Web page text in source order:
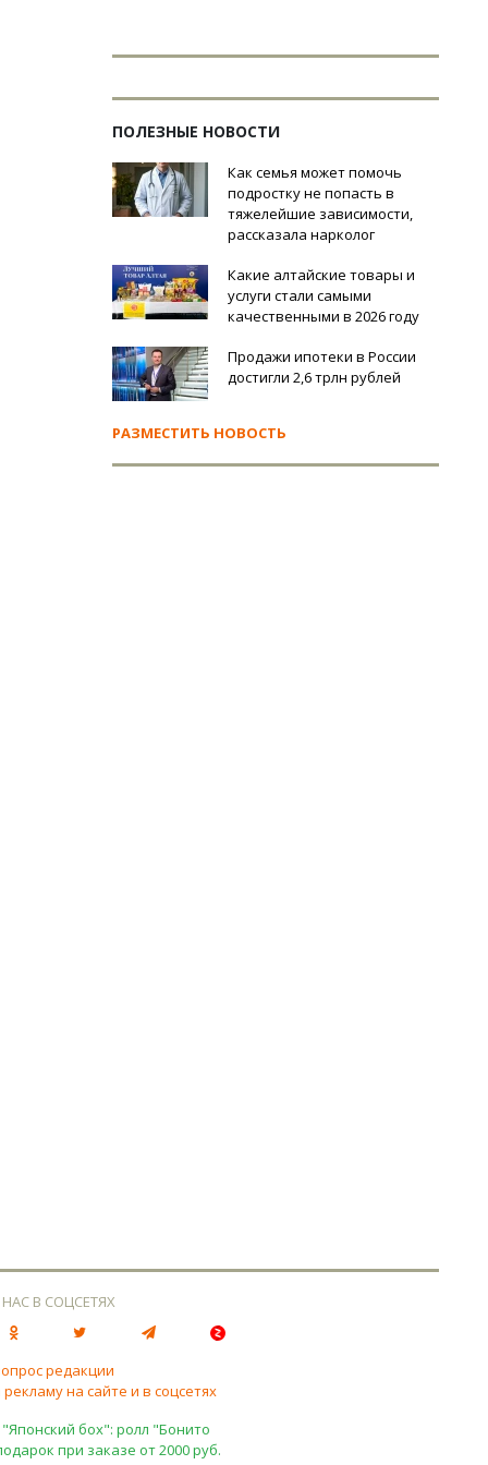
ПОЛЕЗНЫЕ НОВОСТИ
Как семья может помочь
подростку не попасть в
тяжелейшие зависимости,
рассказала нарколог
Какие алтайские товары и
услуги стали самыми
качественными в 2026 году
Продажи ипотеки в России
достигли 2,6 трлн рублей
РАЗМЕСТИТЬ НОВОСТЬ
В СОЦСЕТЯХ
редакции
на сайте и в соцсетях
бох": ролл "Бонито
при заказе от 2000 руб.